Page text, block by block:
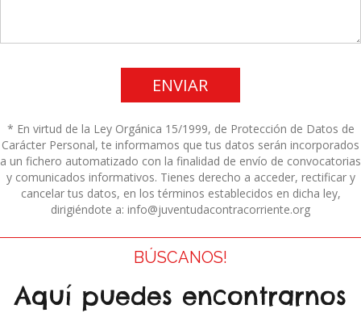
ENVIAR
* En virtud de la Ley Orgánica 15/1999, de Protección de Datos de
Carácter Personal, te informamos que tus datos serán incorporados
a un fichero automatizado con la finalidad de envío de convocatorias
y comunicados informativos. Tienes derecho a acceder, rectificar y
cancelar tus datos, en los términos establecidos en dicha ley,
dirigiéndote a: info@juventudacontracorriente.org
BÚSCANOS!
Aquí puedes encontrarnos